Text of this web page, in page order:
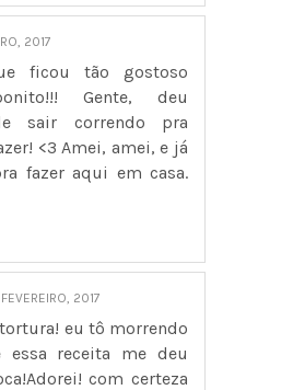
2017
ficou tão gostoso
Gente, deu
sair correndo pra
<3 Amei, amei, e já
fazer aqui em casa.
2017
eu tô morrendo
receita me deu
com certeza